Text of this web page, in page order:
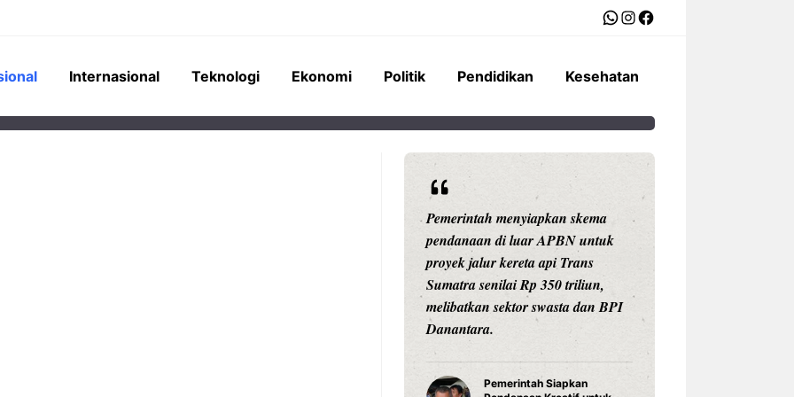
WhatsApp
Instagram
Facebook
Internasional Teknologi Ekonomi Politik Pendidikan Kesehatan
Pemerintah menyiapkan skema
pendanaan di luar APBN untuk
proyek jalur kereta api Trans
Sumatra senilai Rp 350 triliun,
melibatkan sektor swasta dan BPI
Danantara.
Pemerintah Siapkan